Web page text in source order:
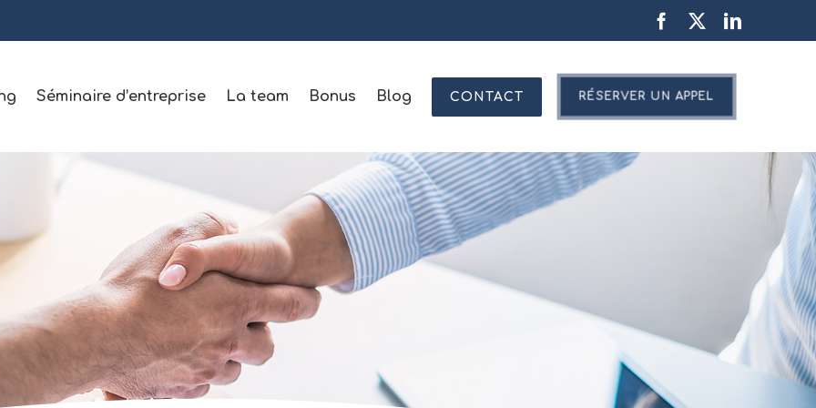
FacebookLinkedIn
Séminaire d’entreprise La team Bonus Blog CONTACT RÉSERVER UN APPEL